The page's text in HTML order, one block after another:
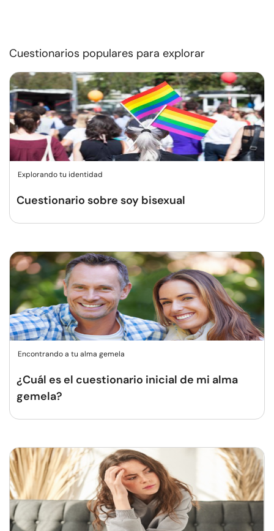
Cuestionarios populares para explorar
Explorando tu identidad
Cuestionario sobre soy bisexual
Encontrando a tu alma gemela
¿Cuál es el cuestionario inicial de mi alma
gemela?